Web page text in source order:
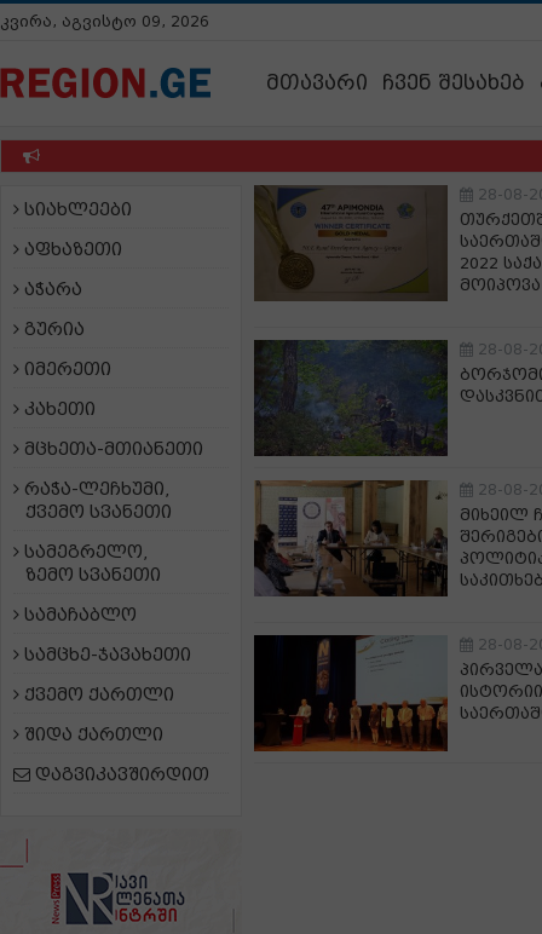
კვირა, აგვისტო 09, 2026
მთავარი ჩვენ შესახებ
სიახლეები
აფხაზეთი
აჭარა
გურია
იმერეთი
კახეთი
მცხეთა-მთიანეთი
რაჭა-ლეჩხუმი,
ქვემო სვანეთი
სამეგრელო,
ზემო სვანეთი
სამაჩაბლო
სამცხე-ჯავახეთი
ქვემო ქართლი
შიდა ქართლი
დაგვიკავშირდით
28-08-
2022
მოიპოვა
28-08-
28-08-
მიხეილ
28-08-